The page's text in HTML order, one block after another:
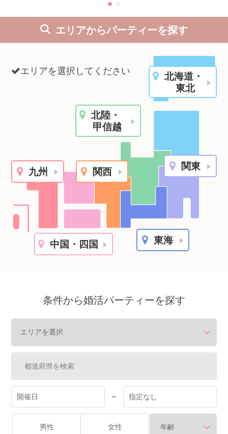
お問い合わせ
公式アカウントで最新情報を配信中！
約1,300店
おすすめの優良結婚相談所をご紹介
エリアからパーティーを探す
エリアを選択してください
北海道・
東北
北陸・
甲信越
関東
東海
関西
中国・四国
九州
条件から婚活パーティーを探す
～
男性 女性